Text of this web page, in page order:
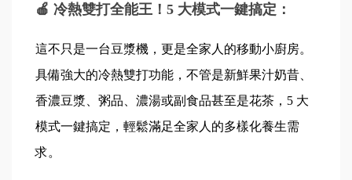
🍎 冷熱雙打全能王！5 大模式一鍵搞定：
這不只是一台豆漿機，更是全家人的移動小廚房。
具備強大的冷熱雙打功能，不管是新鮮果汁奶昔、
香濃豆漿、粥品、濃湯或副食品甚至是花茶，5 大
模式一鍵搞定，輕鬆滿足全家人的多樣化養生需
求。